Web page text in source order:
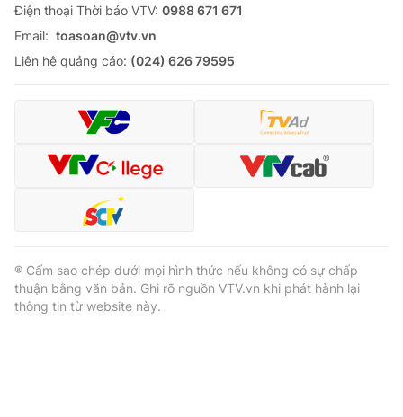
Ðiện thoại Thời báo VTV: 0988 671 671
Email: toasoan@vtv.vn
Liên hệ quảng cáo: (024) 626 79595
® Cấm sao chép dưới mọi hình thức nếu không có sự chấp
thuận bằng văn bản. Ghi rõ nguồn VTV.vn khi phát hành lại
thông tin từ website này.